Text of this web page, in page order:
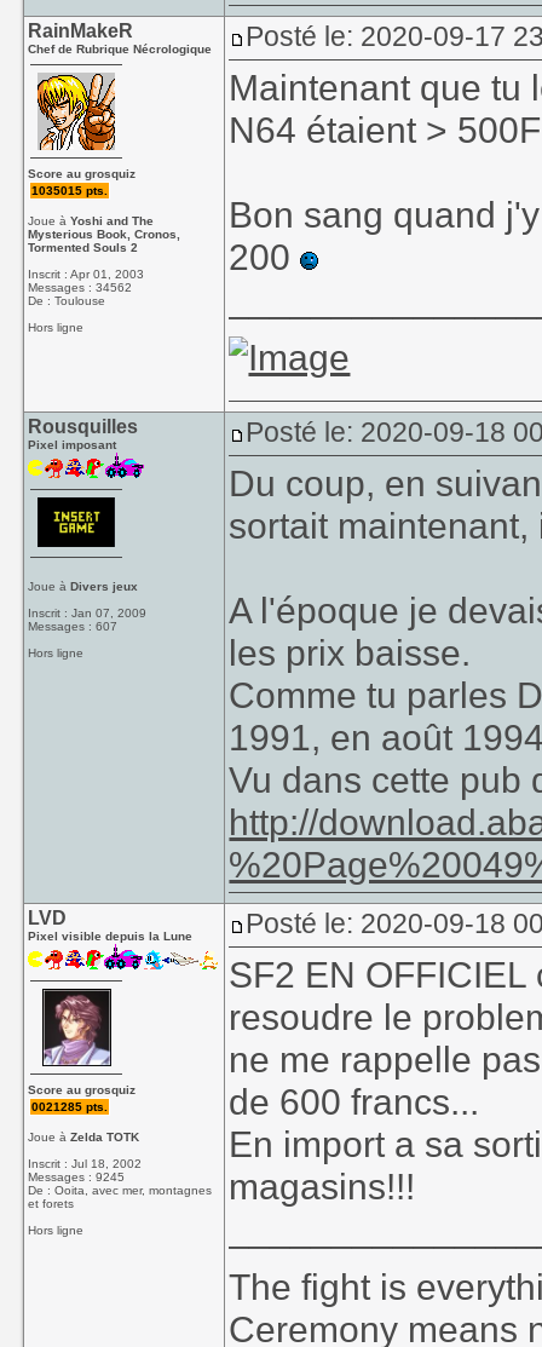
RainMakeR
Chef de Rubrique Nécrologique
Score au grosquiz
1035015 pts.
Joue àYoshi and The
Mysterious Book, Cronos,
Tormented Souls 2
Inscrit : Apr 01, 2003
Messages : 34562
De : Toulouse
Hors ligne
Posté le: 2020-09-17
Maintenant que tu
N64 étaient >
Bon sang quand
200
Rousquilles
Pixel imposant
Joue àDivers jeux
Inscrit : Jan 07, 2009
Messages : 607
Hors ligne
Posté le: 2020-09-18
Du coup, en
sortait
A l'époque je
les prix baisse.
Comme tu parles
1991, en août
Vu dans cette pub
http://
LVD
Pixel visible depuis la Lune
Score au grosquiz
0021285 pts.
Joue àZelda TOTK
Inscrit : Jul 18, 2002
Messages : 9245
De : Ooita, avec mer, montagnes
et forets
Hors ligne
Posté le: 2020-09-18
SF2 EN
resoudre le
ne me rappelle
de 600 francs...
En import a sa
magasins!!!
The fight is
Ceremony means